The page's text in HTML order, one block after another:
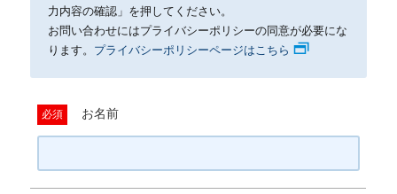
力内容の確認」を押してください。
お問い合わせにはプライバシーポリシーの同意が必要にな
ります。 プライバシーポリシーページはこちら
必須 お名前